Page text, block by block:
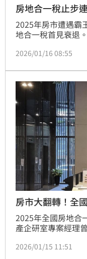
房地合一稅止步
2025年房市遭遇霸
地合一稅首見衰退
反映央行重拳打房
縣市買氣普遍嚴重
出現價格回吐。（
2026/01/16 08:55
房市大翻轉！全
2025年全國房地合
產企研室專案經理
帶影響稅收；然而
2026/01/15 11:51